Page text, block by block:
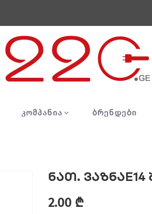
ᲙᲝᲛᲞᲐᲜᲘᲐ ᲑᲠᲔᲜᲓᲔᲑᲘ
ნათ.
2.00 ₾